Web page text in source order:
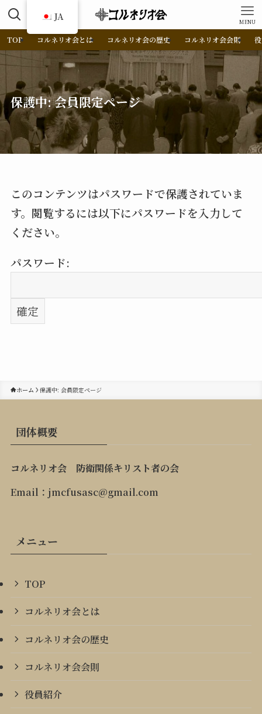
MENU
TOP コルネリオ会とは コルネリオ会の歴史 コルネリオ会会則
保護中: 会員限定ページ
このコンテンツはパスワードで保護されていま
す。閲覧するには以下にパスワードを入力して
ください。
パスワード:
ホーム 保護中: 会員限定ページ
団体概要
コルネリオ会 防衛関係キリスト者の会
Email：jmcfusasc@gmail.com
メニュー
TOP
コルネリオ会とは
コルネリオ会の歴史
コルネリオ会会則
役員紹介
JA